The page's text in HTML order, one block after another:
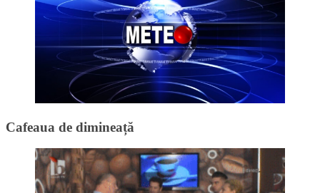
Cafeaua de dimineață